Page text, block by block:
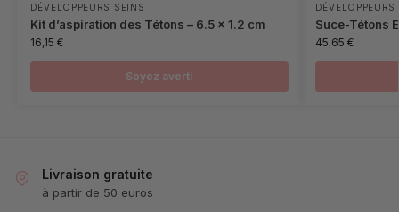
DÉVELOPPEURS SEINS
Kit d’aspiration des Tétons – 6.5 x 1.2 cm
16,15 €
Soyez averti
Suce-Tétons
45,65 €
Livraison gratuite
à partir de 50 euros